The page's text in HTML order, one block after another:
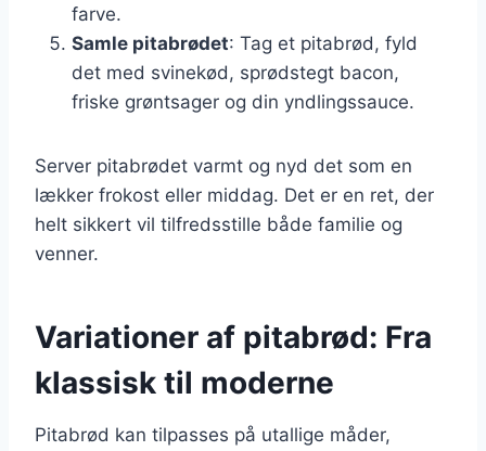
farve.
Samle pitabrødet: Tag et pitabrød, fyld
det med svinekød, sprødstegt bacon,
friske grøntsager og din yndlingssauce.
Server pitabrødet varmt og nyd det som en
lækker frokost eller middag. Det er en ret, der
helt sikkert vil tilfredsstille både familie og
venner.
Variationer af pitabrød: Fra
klassisk til moderne
Pitabrød kan tilpasses på utallige måder,